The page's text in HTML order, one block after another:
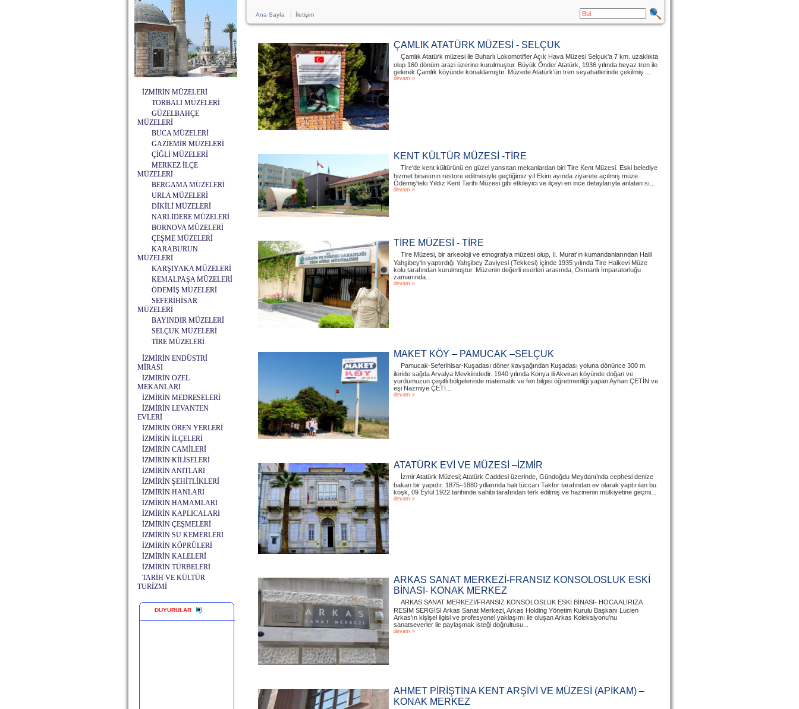
İZMİRİN MÜZELERİ
TORBALI MÜZELERİ
GÜZELBAHÇE
MÜZELERİ
BUCA MÜZELERİ
GAZİEMİR MÜZELERİ
ÇİĞLİ MÜZELERİ
MERKEZ İLÇE
MÜZELERİ
BERGAMA MÜZELERİ
URLA MÜZELERİ
DİKİLİ MÜZELERİ
NARLIDERE MÜZELERİ
BORNOVA MÜZELERİ
ÇEŞME MÜZELERİ
KARABURUN
MÜZELERİ
KARŞIYAKA MÜZELERİ
KEMALPAŞA MÜZELERİ
ÖDEMİŞ MÜZELERİ
SEFERİHİSAR
MÜZELERİ
BAYINDIR MÜZELERİ
SELÇUK MÜZELERİ
TİRE MÜZELERİ
İZMİRİN ENDÜSTRİ
MİRASI
İZMİRİN ÖZEL
MEKANLARI
İZMİRİN MEDRESELERİ
İZMİRİN LEVANTEN
EVLERİ
İZMİRİN ÖREN YERLERİ
İZMİRİN İLÇELERİ
İZMİRİN CAMİLERİ
İZMİRİN KİLİSELERİ
İZMİRİN ANITLARI
İZMİRİN ŞEHİTLİKLERİ
İZMİRİN HANLARI
İZMİRİN HAMAMLARI
İZMİRİN KAPLICALARI
İZMİRİN ÇEŞMELERİ
İZMİRİN SU KEMERLERİ
İZMİRİN KÖPRÜLERİ
İZMİRİN KALELERİ
İZMİRİN TÜRBELERİ
TARİH VE KÜLTÜR
TURİZMİ
DUYURULAR
Ana Sayfa İletişim
ÇAMLIK ATATÜRK MÜZESİ - SELÇUK
Çamlık Atatürk müzesi ile Buharlı Lokomotifler Açık Hava Müzesi Selçuk'a 7 km. uzaklıkta
olup 160 dönüm arazi üzerine kurulmuştur. Büyük Önder Atatürk, 1936 yılında beyaz tren ile
gelerek Çamlık köyünde konaklamıştır. Müzede Atatürk’ün tren seyahatlerinde çekilmiş ...
devam »
KENT KÜLTÜR MÜZESİ -TİRE
Tire'de kent kültürünü en güzel yansıtan mekanlardan biri Tire Kent Müzesi. Eski belediye
hizmet binasının restore edilmesiyle geçtiğimiz yıl Ekim ayında ziyarete açılmış müze.
Ödemiş'teki Yıldız Kent Tarihi Müzesi gibi etkileyici ve ilçeyi en ince detaylarıyla anlatan sı...
devam »
TİRE MÜZESİ - TİRE
Tire Müzesi, bir arkeoloji ve etnografya müzesi olup, II. Murat'ın kumandanlarından Halil
Yahşibey'in yaptırdığı Yahşibey Zaviyesi (Tekkesi) içinde 1935 yılında Tire Halkevi Müze
kolu tarafından kurulmuştur. Müzenin değerli eserleri arasında, Osmanlı İmparatorluğu
zamanında...
devam »
MAKET KÖY – PAMUCAK –SELÇUK
Pamucak-Seferihisar-Kuşadası döner kavşağından Kuşadası yoluna dönünce 300 m.
ileride sağda Arvalya Mevkiindedir. 1940 yılında Konya ili Akviran köyünde doğan ve
yurdumuzun çeşitli bölgelerinde matematik ve fen bilgisi öğretmenliği yapan Ayhan ÇETİN ve
eşi Nazmiye ÇETİ...
devam »
ATATÜRK EVİ VE MÜZESİ –İZMİR
İzmir Atatürk Müzesi; Atatürk Caddesi üzerinde, Gündoğdu Meydanı’nda cephesi denize
bakan bir yapıdır. 1875–1880 yıllarında halı tüccarı Takfor tarafından ev olarak yaptırılan bu
köşk, 09 Eylül 1922 tarihinde sahibi tarafından terk edilmiş ve hazinenin mülkiyetine geçmi...
devam »
ARKAS SANAT MERKEZİ-FRANSIZ KONSOLOSLUK ESKİ
BİNASI- KONAK MERKEZ
ARKAS SANAT MERKEZİ/FRANSIZ KONSOLOSLUK ESKİ BİNASI- HOCA ALİRIZA
RESİM SERGİSİ Arkas Sanat Merkezi, Arkas Holding Yönetim Kurulu Başkanı Lucien
Arkas’ın kişişel ilgisi ve profesyonel yaklaşımı ile oluşan Arkas Koleksiyonu’nu
sanatseverler ile paylaşmak isteği doğrultusu...
devam »
AHMET PİRİŞTİNA KENT ARŞİVİ VE MÜZESİ (APİKAM) –
KONAK MERKEZ